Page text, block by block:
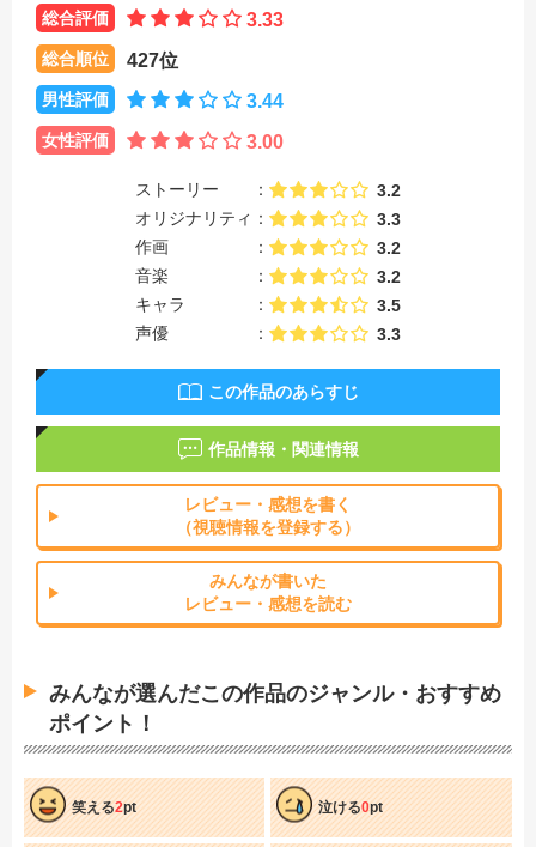
総合評価 3.33
総合順位 427位
男性評価 3.44
女性評価 3.00
ストーリー
3.2
オリジナリティ
3.3
作画
3.2
音楽
3.2
キャラ
3.5
声優
3.3
この作品のあらすじ
作品情報・関連情報
レビュー・感想を書く
（視聴情報を登録する）
みんなが書いた
レビュー・感想を読む
みんなが選んだこの作品のジャンル・おすすめ
ポイント！
笑える2pt 泣ける0pt